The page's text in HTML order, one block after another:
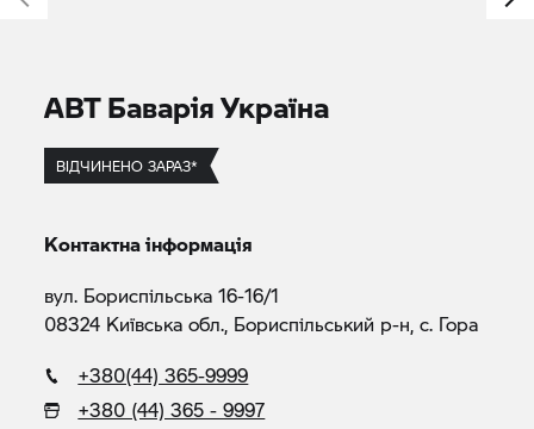
АВТ Баварія Україна
ВІДЧИНЕНО ЗАРАЗ*
Контактна інформація
вул. Бориспільська 16-16/1
08324 Київська обл., Бориспільський р-н, с. Гора
+380(44) 365-9999
+380 (44) 365 - 9997